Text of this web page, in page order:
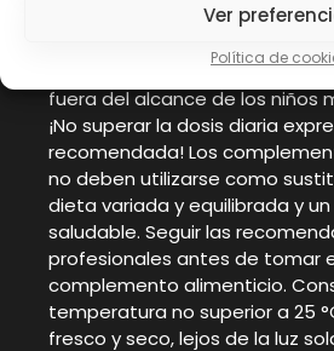
Ver
Política de
No utilice este producto si
en período de lactancia. El
indicado para niños de
fuera del alcance de los niños
¡No superar la dosis diaria
recomendada! Los
no deben utilizarse como
dieta variada y equilibrada y
saludable. Seguir las
profesionales antes de tomar
complemento alimenticio.
temperatura no superior a 25
fresco y seco, lejos de la luz